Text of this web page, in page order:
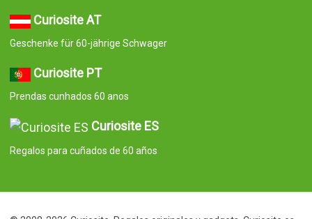
Curiosite AT
Geschenke für 60-jährige Schwager
Curiosite PT
Prendas cunhados 60 anos
Curiosite ES
Regalos para cuñados de 60 años